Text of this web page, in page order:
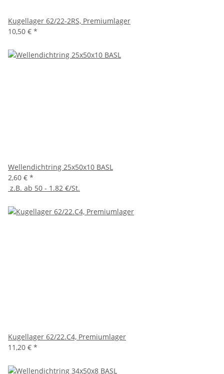
Kugellager 62/22-2RS, Premiumlager
10,50 € *
Wellendichtring 25x50x10 BASL
2,60 € *
z.B. ab 50 - 1.82 €/St.
Kugellager 62/22.C4, Premiumlager
11,20 € *